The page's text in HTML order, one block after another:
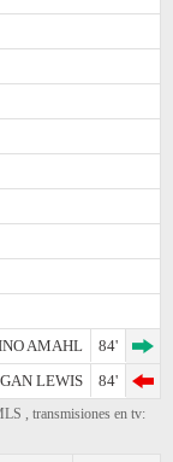
AMAHL
84'
LEWIS
84'
, transmisiones en tv: